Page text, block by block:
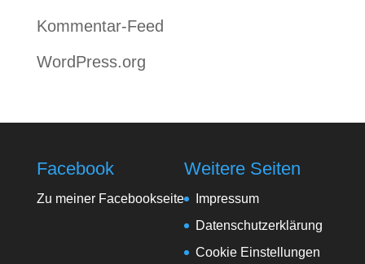
Kommentar-Feed
WordPress.org
Facebook
Zu meiner Facebookseite
Weitere Seiten
Impressum
Datenschutzerklärung
Cookie Einstellungen